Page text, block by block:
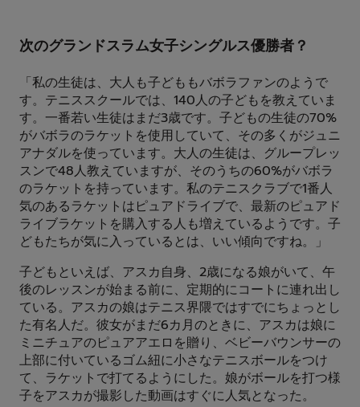
次のグランドスラム女子シングルス優勝者？
「私の生徒は、大人も子どももバボラファンのようで
す。テニススクールでは、140人の子どもを教えていま
す。一番若い生徒はまだ3歳です。子どもの生徒の70%
がバボラのラケットを使用していて、その多くがジュニ
アナダルを使っています。大人の生徒は、グループレッ
スンで48人教えていますが、そのうちの60%がバボラ
のラケットを持っています。私のテニスクラブで1番人
気のあるラケットはピュアドライブで、最新のピュアド
ライブラケットを購入する人も増えているようです。子
どもたちが気に入っているとは、いい傾向ですね。」
子どもといえば、アスカ自身、2歳になる娘がいて、午
後のレッスンが始まる前に、定期的にコートに連れ出し
ている。アスカの娘はテニス界隈ではすでにちょっとし
た有名人だ。彼女がまだ6カ月のときに、アスカは娘に
ミニチュアのピュアアエロを贈り、ベビーバウンサーの
上部に付いているゴム紐に小さなテニスボールをつけ
て、ラケットで打てるようにした。娘がボールを打つ様
子をアスカが撮影した動画はすぐに人気となった。